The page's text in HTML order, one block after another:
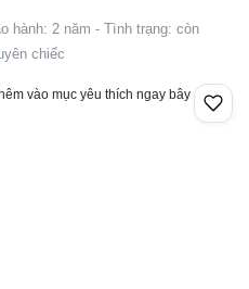
hành: 2 năm - Tình trạng: còn
chiếc
vào mục yêu thích ngay bây